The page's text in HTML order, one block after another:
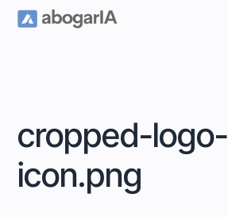
cropped-logo-
icon.png